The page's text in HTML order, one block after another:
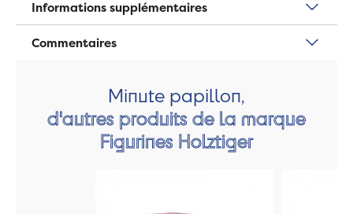
Informations supplémentaires
Commentaires
Minute papillon,
d'autres produits de la marque
Figurines Holztiger